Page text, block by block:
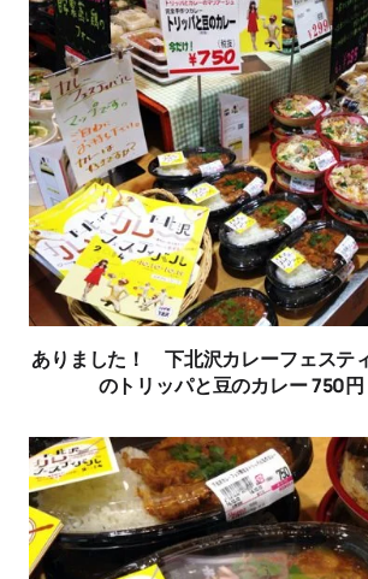
ありました！ 下北沢カレーフェステ
のトリッパと豆のカレー 750円